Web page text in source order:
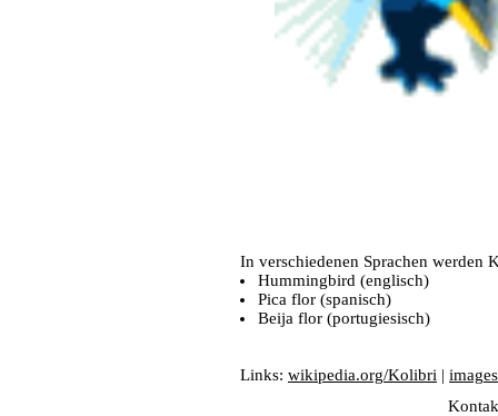
In verschiedenen Sprachen werden
Hummingbird (englisch)
Pica flor (spanisch)
Beija flor (portugiesisch)
Links: wikipedia.org/Kolibri |